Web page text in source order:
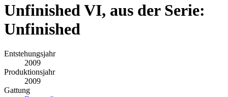
Unfinished VI, aus der Serie:
Unfinished
Entstehungsjahr
2009
Produktionsjahr
2009
Gattung